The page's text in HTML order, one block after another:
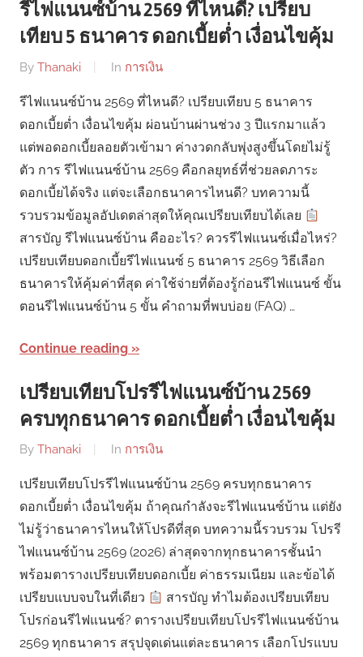
รีไฟแนนซ์บ้าน 2569 ที่ไหนดี? เปรียบ
เทียบ 5 ธนาคาร ดอกเบี้ยต่ำ เงื่อนไขคุ้ม
By Thanaki In การเงิน
รีไฟแนนซ์บ้าน 2569 ที่ไหนดี? เปรียบเทียบ 5 ธนาคาร
ดอกเบี้ยต่ำ เงื่อนไขคุ้ม ผ่อนบ้านผ่านช่วง 3 ปีแรกมาแล้ว
แต่พอดอกเบี้ยลอยตัวเข้ามา ค่างวดกลับพุ่งสูงขึ้นโดยไม่รู้
ตัว การ รีไฟแนนซ์บ้าน 2569 คือกลยุทธ์ที่ช่วยลดภาระ
ดอกเบี้ยได้จริง แต่จะเลือกธนาคารไหนดี? บทความนี้
รวบรวมข้อมูลอัปเดตล่าสุดให้คุณเปรียบเทียบได้เลย
สารบัญ รีไฟแนนซ์บ้าน คืออะไร? ควรรีไฟแนนซ์เมื่อไหร่?
เปรียบเทียบดอกเบี้ยรีไฟแนนซ์ 5 ธนาคาร 2569 วิธีเลือก
ธนาคารให้คุ้มค่าที่สุด ค่าใช้จ่ายที่ต้องรู้ก่อนรีไฟแนนซ์ ขั้น
ตอนรีไฟแนนซ์บ้าน 5 ขั้น คำถามที่พบบ่อย (FAQ) …
Continue reading
เปรียบเทียบโปรรีไฟแนนซ์บ้าน 2569
ครบทุกธนาคาร ดอกเบี้ยต่ำ เงื่อนไขคุ้ม
By Thanaki In การเงิน
เปรียบเทียบโปรรีไฟแนนซ์บ้าน 2569 ครบทุกธนาคาร
ดอกเบี้ยต่ำ เงื่อนไขคุ้ม ถ้าคุณกำลังจะรีไฟแนนซ์บ้าน แต่ยัง
ไม่รู้ว่าธนาคารไหนให้โปรดีที่สุด บทความนี้รวบรวม โปรรี
ไฟแนนซ์บ้าน 2569 (2026) ล่าสุดจากทุกธนาคารชั้นนำ
พร้อมตารางเปรียบเทียบดอกเบี้ย ค่าธรรมเนียม และข้อได้
เปรียบแบบจบในที่เดียว
สารบัญ ทำไมต้องเปรียบเทียบ
โปรก่อนรีไฟแนนซ์? ตารางเปรียบเทียบโปรรีไฟแนนซ์บ้าน
2569 ทุกธนาคาร สรุปจุดเด่นแต่ละธนาคาร เลือกโปรแบบ